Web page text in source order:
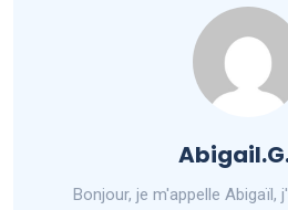
Bonjour, je m'appelle Abigaïl,